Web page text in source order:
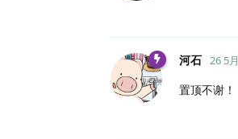
河石 26 5月
置顶不谢！